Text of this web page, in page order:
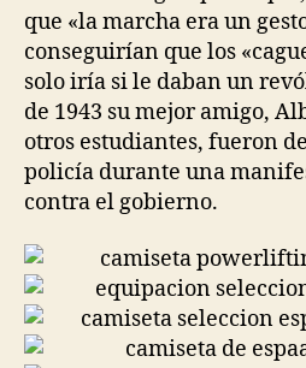
que «la marcha era un
conseguirían que los
solo iría si le daban un
de 1943 su mejor amigo,
otros estudiantes, fueron
policía durante una
contra el gobierno.